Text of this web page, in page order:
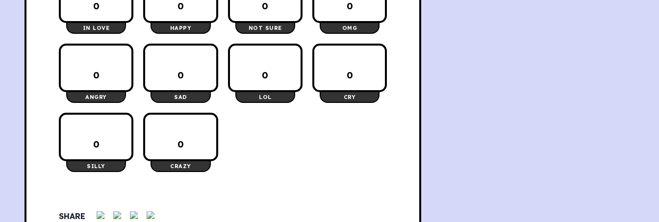
0
IN LOVE
0
HAPPY
0
NOT SURE
0
OMG
0
ANGRY
0
SAD
0
LOL
0
CRY
0
SILLY
0
CRAZY
SHARE